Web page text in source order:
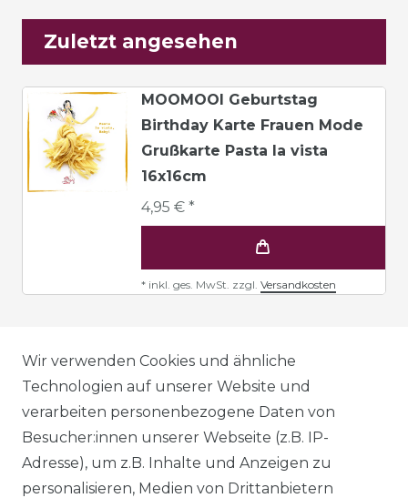
Zuletzt angesehen
MOOMOOI Geburtstag
Birthday Karte Frauen Mode
Grußkarte Pasta la vista
16x16cm
4,95 € *
* inkl. ges. MwSt. zzgl. Versandkosten
AGB
DATENSCHUTZERKLÄRUNG
Wir verwenden Cookies und ähnliche
Technologien auf unserer Website und
verarbeiten personenbezogene Daten von
Besucher:innen unserer Webseite (z.B. IP-
Adresse), um z.B. Inhalte und Anzeigen zu
personalisieren, Medien von Drittanbietern